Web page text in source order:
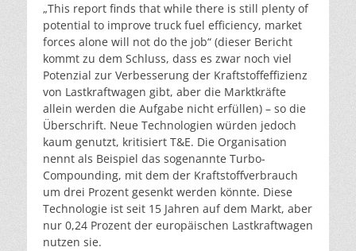
„This report finds that while there is still plenty of
potential to improve truck fuel efficiency, market
forces alone will not do the job“ (dieser Bericht
kommt zu dem Schluss, dass es zwar noch viel
Potenzial zur Verbesserung der Kraftstoffeffizienz
von Lastkraftwagen gibt, aber die Marktkräfte
allein werden die Aufgabe nicht erfüllen) – so die
Überschrift. Neue Technologien würden jedoch
kaum genutzt, kritisiert T&E. Die Organisation
nennt als Beispiel das sogenannte Turbo-
Compounding, mit dem der Kraftstoffverbrauch
um drei Prozent gesenkt werden könnte. Diese
Technologie ist seit 15 Jahren auf dem Markt, aber
nur 0,24 Prozent der europäischen Lastkraftwagen
nutzen sie.